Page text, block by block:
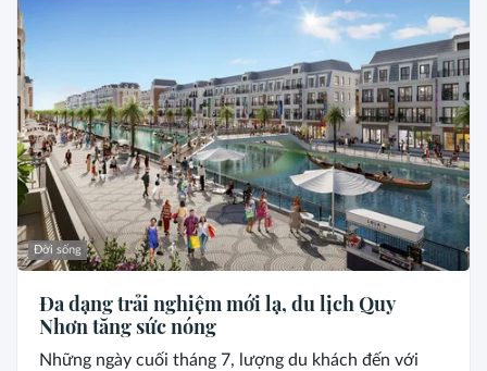
Đời sống
Đa dạng trải nghiệm mới lạ, du lịch Quy
Nhơn tăng sức nóng
Những ngày cuối tháng 7, lượng du khách đến với